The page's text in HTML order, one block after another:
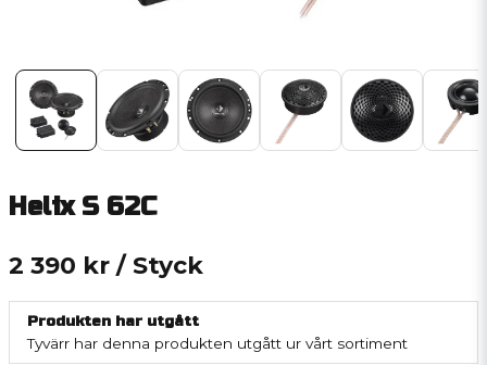
Helix S 62C
2 390 kr / Styck
Produkten har utgått
Tyvärr har denna produkten utgått ur vårt sortiment